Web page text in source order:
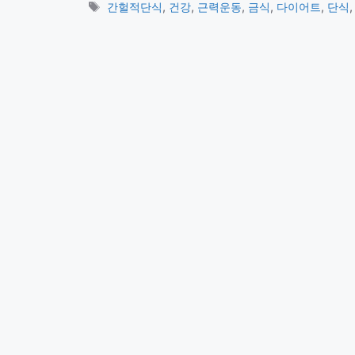
테
태
간헐적단식, 건강, 근력운동, 금식, 다이어트, 단식,